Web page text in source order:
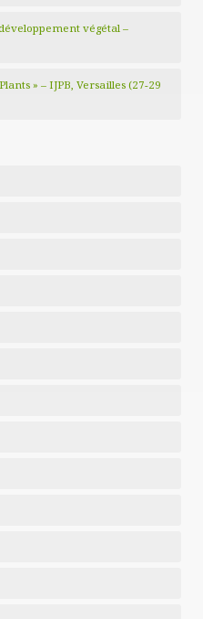
végétal –
» – IJPB, Versailles (27-29